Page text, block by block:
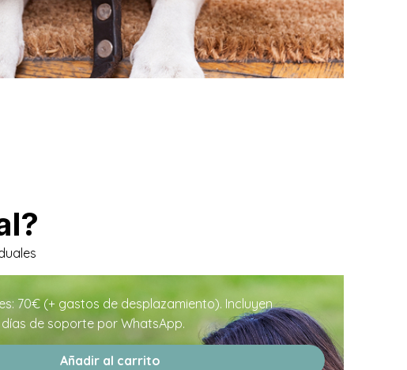
70€ (+ gastos de desplazamiento). Incluyen
días de soporte por WhatsApp.
Añadir al carrito